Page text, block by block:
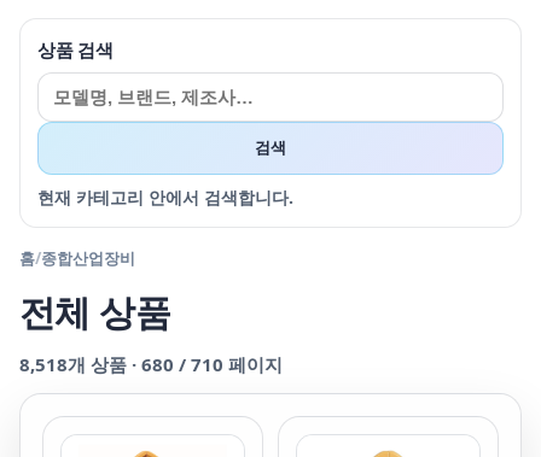
상품 검색
검색
현재 카테고리 안에서 검색합니다.
홈/종합산업장비
전체 상품
8,518개 상품 · 680 / 710 페이지